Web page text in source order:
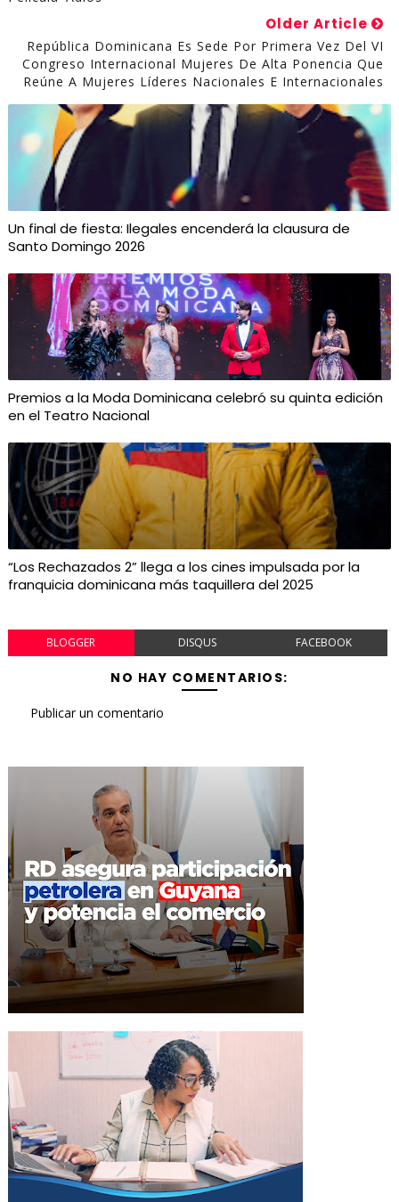
Older Article
República Dominicana Es Sede Por Primera Vez Del VI
Congreso Internacional Mujeres De Alta Ponencia Que
Reúne A Mujeres Líderes Nacionales E Internacionales
Un final de fiesta: Ilegales encenderá la clausura de
Santo Domingo 2026
Premios a la Moda Dominicana celebró su quinta edición
en el Teatro Nacional
“Los Rechazados 2” llega a los cines impulsada por la
franquicia dominicana más taquillera del 2025
BLOGGER DISQUS FACEBOOK
NO HAY COMENTARIOS:
Publicar un comentario